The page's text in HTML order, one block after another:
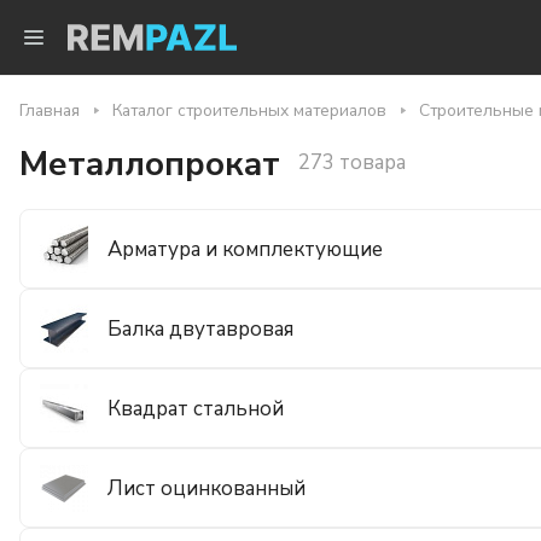
Главная Каталог строительных материалов Строительные
Металлопрокат 273 товара
Арматура и комплектующие
Балка двутавровая
Квадрат стальной
Лист оцинкованный